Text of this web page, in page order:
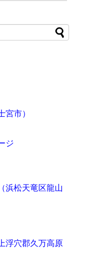
宮市）
ジ
浜松天竜区龍山
浮穴郡久万高原